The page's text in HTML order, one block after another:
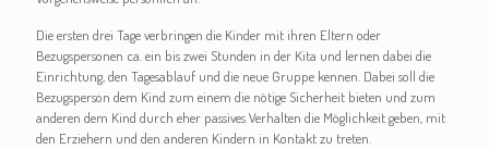
Die ersten drei Tage verbringen die Kinder mit ihren Eltern oder
Bezugspersonen ca. ein bis zwei Stunden in der Kita und lernen dabei die
Einrichtung, den Tagesablauf und die neue Gruppe kennen. Dabei soll die
Bezugsperson dem Kind zum einem die nötige Sicherheit bieten und zum
anderen dem Kind durch eher passives Verhalten die Möglichkeit geben, mit
den Erziehern und den anderen Kindern in Kontakt zu treten.